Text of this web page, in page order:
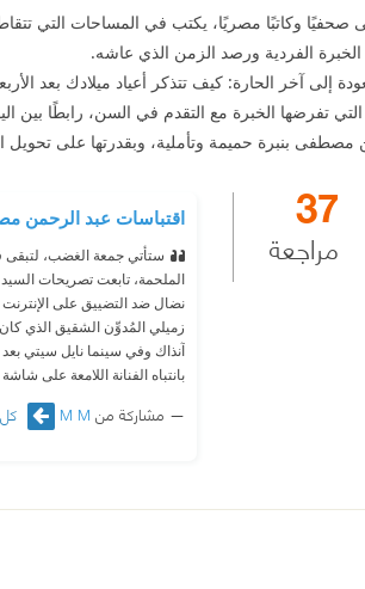
وكاتبًا مصريًا، يكتب في المساحات التي تتقاطع
الفردية ورصد الزمن الذي عاشه.
إلى آخر الحارة: كيف تتذكر أعياد ميلادك بعد
تفرضها الخبرة مع التقدم في السن، رابطًا بين
مصطفى بنبرة حميمة وتأملية، وبقدرتها على تحويل
37
مراجعة
اقتباسات عبد الرحمن
ستأتي جمعة الغضب، لتبقى
الملحمة، تابعت تصريحات
نضال ضد التضييق على
زميلي المُدوِّن الشقيق الذي
بانتباه الفنانة اللامعة على
مشاركة من M M